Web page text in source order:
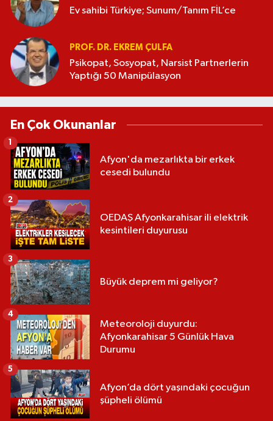
Ev sahibi Türkiye; Sunum/Tanım FİL’ce
PROF. DR. EKREM ÇULFA
Psikopat, Sosyopat, Narsist Partnerlerin
Yaptığı 50 Manipülasyon
En Çok Okunanlar
Afyon'da mezarlıkta bir erkek
cesedi bulundu
1
OEDAŞ Afyonkarahisar ili elektrik
kesintileri duyurusu
2
Büyük deprem mi geliyor?
3
Meteoroloji duyurdu:
Afyonkarahisar 5 Günlük Hava
Durumu
4
Afyon’da dört yaşındaki çocuğun
şüpheli ölümü
5